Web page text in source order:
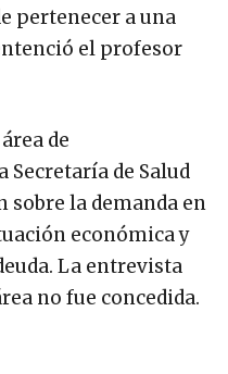
pertenecer a una
el profesor
de
Secretaría de Salud
la demanda en
económica y
La entrevista
no fue concedida.